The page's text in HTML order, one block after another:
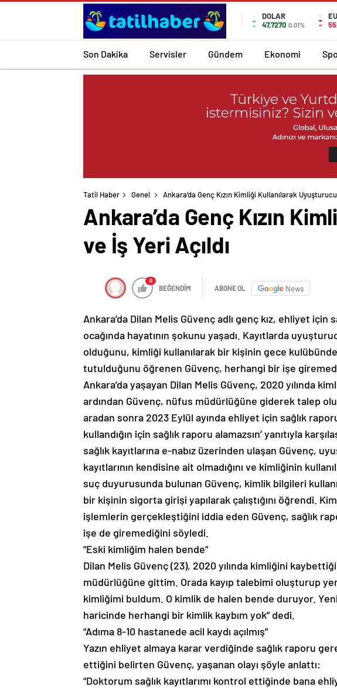
DOLAR
47,7270 0.01%
Son Dakika Servisler Gündem Ekonomi
Tatil Haber Genel Ankara’da Genç Kızın Kimliği Kullanılarak Uyuşturucu
Ankara’da Genç Kızın
ve İş Yeri Açıldı
0
BEĞENDİM ABONE OL News
Ankara’da Dilan Melis Güvenç adlı genç kız, ehliyet için
ocağında hayatının şokunu yaşadı. Kayıtlarda
olduğunu, kimliği kullanılarak bir kişinin gece kulübünde
tutulduğunu öğrenen Güvenç, herhangi bir işe
Ankara’da yaşayan Dilan Melis Güvenç, 2020 yılında
ardından Güvenç, nüfus müdürlüğüne giderek talep
aradan sonra 2023 Eylül ayında ehliyet için sağlık
kullandığın için sağlık raporu alamazsın’ yanıtıyla
sağlık kayıtlarına e-nabız üzerinden ulaşan Güvenç,
kayıtlarının kendisine ait olmadığını ve kimliğinin
suç duyurusunda bulunan Güvenç, kimlik bilgileri
bir kişinin sigorta girişi yapılarak çalıştığını öğrendi.
işlemlerin gerçekleştiğini iddia eden Güvenç, sağlık
işe de giremediğini söyledi.
“Eski kimliğim halen bende”
Dilan Melis Güvenç (23), 2020 yılında kimliğini
müdürlüğüne gittim. Orada kayıp talebimi oluşturup
kimliğimi buldum. O kimlik de halen bende duruyor.
haricinde herhangi bir kimlik kaybım yok” dedi.
“Adıma 8-10 hastanede acil kaydı açılmış”
Yazın ehliyet almaya karar verdiğinde sağlık raporu
ettiğini belirten Güvenç, yaşanan olayı şöyle anlattı:
“Doktorum sağlık kayıtlarımı kontrol ettiğinde bana